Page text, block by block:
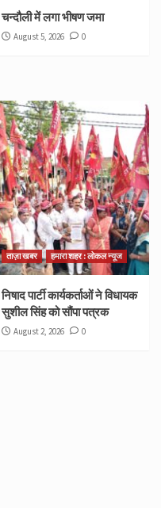
चन्दौली में लगा भीषण जमा
August 5, 2026 0
ताज़ा खबर हमारा शहर : लोकल न्यूज
निषाद पार्टी कार्यकर्ताओं ने विधायक
सुशील सिंह को सौंपा पत्रक
August 2, 2026 0